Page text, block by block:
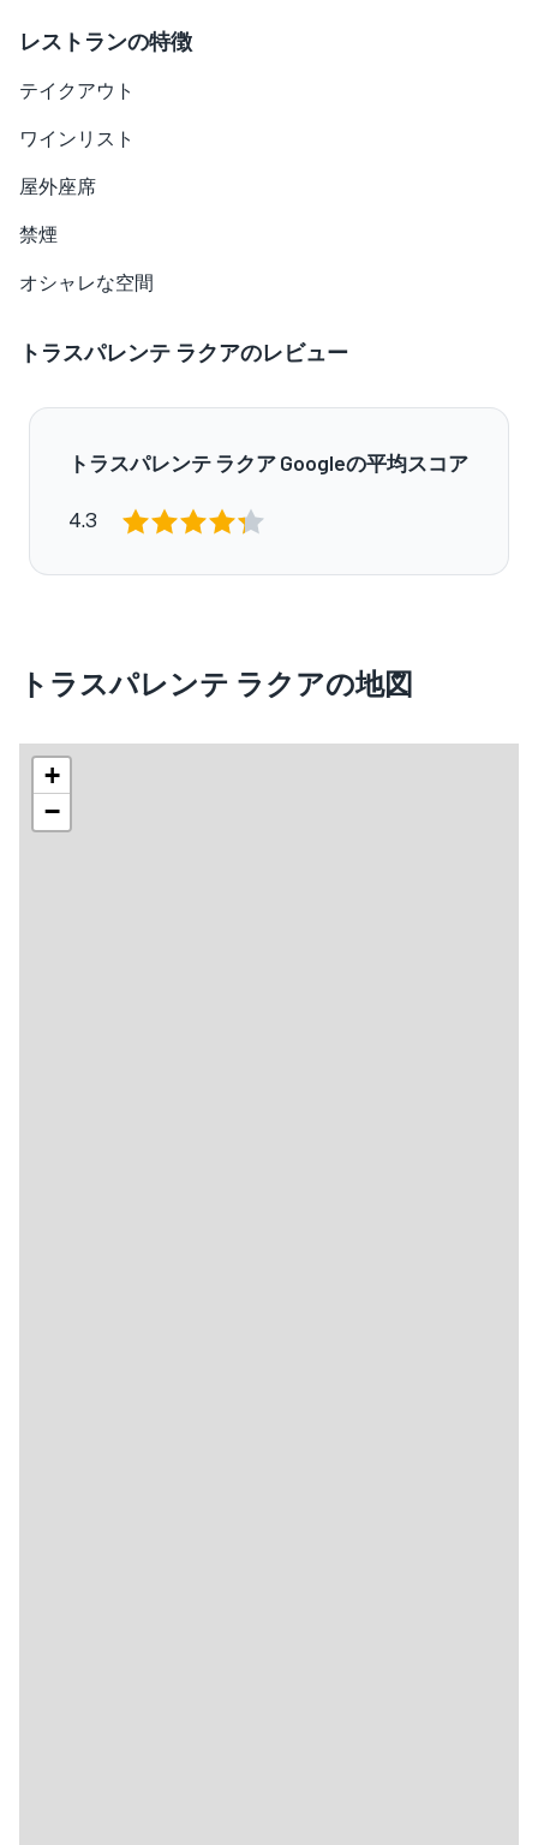
レストランの特徴
テイクアウト
ワインリスト
屋外座席
禁煙
オシャレな空間
トラスパレンテ ラクアのレビュー
トラスパレンテ ラクア Googleの平均スコア
4.3
トラスパレンテ ラクアの地図
+
−